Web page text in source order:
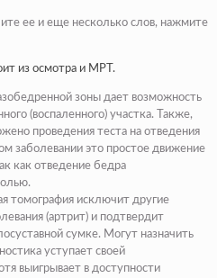
ее и еще несколько слов, нажмите
из осмотра и МРТ.
зоны дает возможность
(воспаленного) участка. Также,
проведения теста на отведения
заболевании это простое движение
как отведение бедра
томография исключит другие
(артрит) и подтвердит
сумке. Могут назначить
уступает своей
выигрывает в доступности